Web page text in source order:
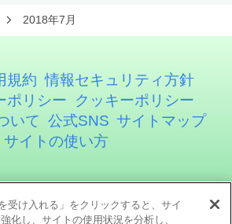
2018年7月
規約 情報セキュリティ方針
ポリシー
クッキーポリシー
いて 公式SNS サイトマップ
サイトの使い方
リア株式会社
受け入れる」をクリックすると、サイ
化し、サイトの使用状況を分析し、